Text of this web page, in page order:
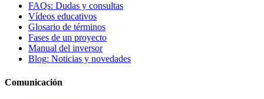
FAQs: Dudas y consultas
Vídeos educativos
Glosario de términos
Fases de un proyecto
Manual del inversor
Blog: Noticias y novedades
Comunicación